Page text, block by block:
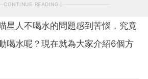
CONTINUE READING
星人不喝水的問題感到苦惱，究竟
喝水呢？現在就為大家介紹6個方